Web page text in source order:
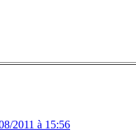
2011 à 15:56